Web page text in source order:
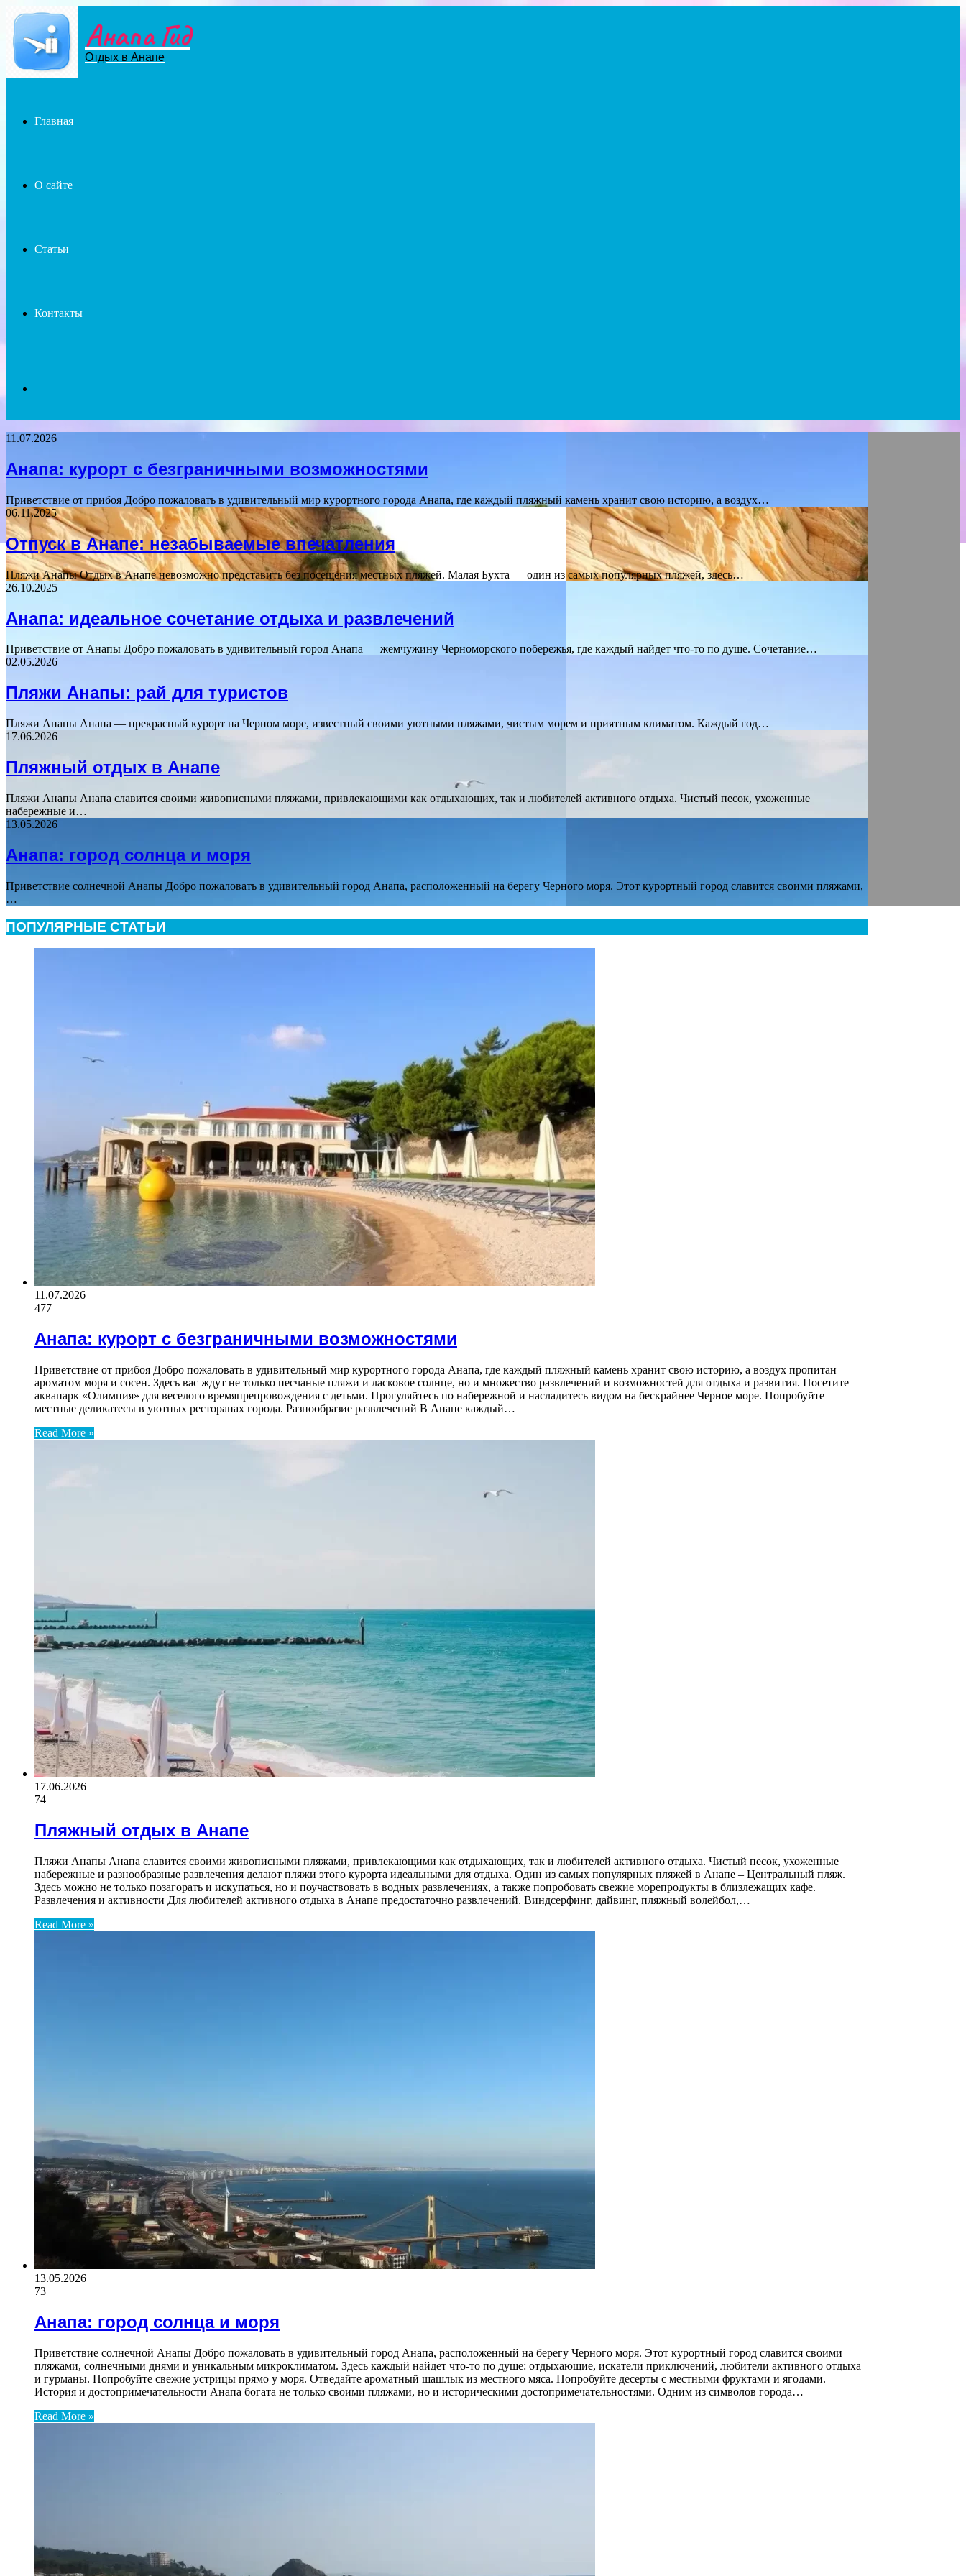
Menu Анапа Гид
Отдых в Анапе
Главная
О сайте
Статьи
Контакты
11.07.2026
Анапа: курорт с безграничными возможностями
Приветствие от прибоя Добро пожаловать в удивительный мир курортного города Анапа, где каждый пляжный камень хранит свою историю, а воздух…
06.11.2025
Отпуск в Анапе: незабываемые впечатления
Пляжи Анапы Отдых в Анапе невозможно представить без посещения местных пляжей. Малая Бухта — один из самых популярных пляжей, здесь…
26.10.2025
Анапа: идеальное сочетание отдыха и развлечений
Приветствие от Анапы Добро пожаловать в удивительный город Анапа — жемчужину Черноморского побережья, где каждый найдет что-то по душе. Сочетание…
02.05.2026
Пляжи Анапы: рай для туристов
Пляжи Анапы Анапа — прекрасный курорт на Черном море, известный своими уютными пляжами, чистым морем и приятным климатом. Каждый год…
17.06.2026
Пляжный отдых в Анапе
Пляжи Анапы Анапа славится своими живописными пляжами, привлекающими как отдыхающих, так и любителей активного отдыха. Чистый песок, ухоженные
набережные и…
13.05.2026
Анапа: город солнца и моря
Приветствие солнечной Анапы Добро пожаловать в удивительный город Анапа, расположенный на берегу Черного моря. Этот курортный город славится своими пляжами,
…
ПОПУЛЯРНЫЕ СТАТЬИ
11.07.2026
477
Анапа: курорт с безграничными возможностями
Приветствие от прибоя Добро пожаловать в удивительный мир курортного города Анапа, где каждый пляжный камень хранит свою историю, а воздух пропитан
ароматом моря и сосен. Здесь вас ждут не только песчаные пляжи и ласковое солнце, но и множество развлечений и возможностей для отдыха и развития. Посетите
аквапарк «Олимпия» для веселого времяпрепровождения с детьми. Прогуляйтесь по набережной и насладитесь видом на бескрайнее Черное море. Попробуйте
местные деликатесы в уютных ресторанах города. Разнообразие развлечений В Анапе каждый…
Read More »
17.06.2026
74
Пляжный отдых в Анапе
Пляжи Анапы Анапа славится своими живописными пляжами, привлекающими как отдыхающих, так и любителей активного отдыха. Чистый песок, ухоженные
набережные и разнообразные развлечения делают пляжи этого курорта идеальными для отдыха. Один из самых популярных пляжей в Анапе – Центральный пляж.
Здесь можно не только позагорать и искупаться, но и поучаствовать в водных развлечениях, а также попробовать свежие морепродукты в близлежащих кафе.
Развлечения и активности Для любителей активного отдыха в Анапе предостаточно развлечений. Виндсерфинг, дайвинг, пляжный волейбол,…
Read More »
13.05.2026
73
Анапа: город солнца и моря
Приветствие солнечной Анапы Добро пожаловать в удивительный город Анапа, расположенный на берегу Черного моря. Этот курортный город славится своими
пляжами, солнечными днями и уникальным микроклиматом. Здесь каждый найдет что-то по душе: отдыхающие, искатели приключений, любители активного отдыха
и гурманы. Попробуйте свежие устрицы прямо у моря. Отведайте ароматный шашлык из местного мяса. Попробуйте десерты с местными фруктами и ягодами.
История и достопримечательности Анапа богата не только своими пляжами, но и историческими достопримечательностями. Одним из символов города…
Read More »